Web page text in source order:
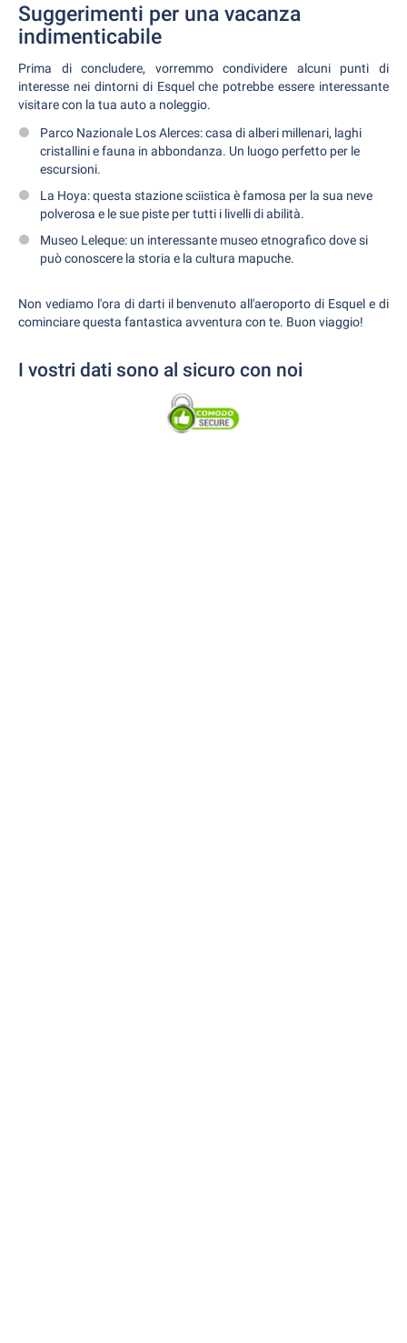
Suggerimenti per una vacanza
indimenticabile
Prima di concludere, vorremmo condividere alcuni punti di
interesse nei dintorni di Esquel che potrebbe essere interessante
visitare con la tua auto a noleggio.
Parco Nazionale Los Alerces: casa di alberi millenari, laghi
cristallini e fauna in abbondanza. Un luogo perfetto per le
escursioni.
La Hoya: questa stazione sciistica è famosa per la sua neve
polverosa e le sue piste per tutti i livelli di abilità.
Museo Leleque: un interessante museo etnografico dove si
può conoscere la storia e la cultura mapuche.
Non vediamo l'ora di darti il benvenuto all'aeroporto di Esquel e di
cominciare questa fantastica avventura con te. Buon viaggio!
I vostri dati sono al sicuro con noi